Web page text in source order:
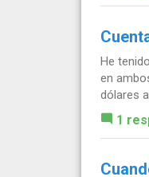
He
en
dólares
1